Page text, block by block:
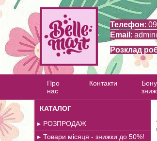
Телефон:
Email :
Розклад
Про
нас
Контакти
КАТАЛОГ
РОЗПРОДАЖ
Товари місяця - знижки до 50%!